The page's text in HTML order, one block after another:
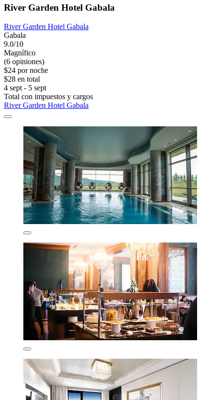
River Garden Hotel Gabala
River Garden Hotel Gabala
Gabala
9.0/10
Magnífico
(6 opiniones)
$24 por noche
$28 en total
4 sept - 5 sept
Total con impuestos y cargos
River Garden Hotel Gabala